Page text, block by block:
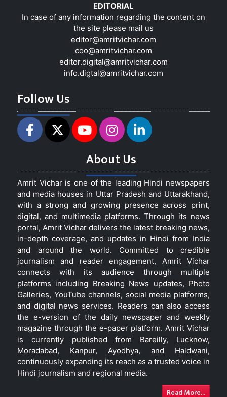
EDITORIAL
In case of any information regarding the content on
the site please mail us
editor@amritvichar.com
coo@amritvichar.com
editor.digital@amritvichar.com
info.digtal@amritvichar.com
Follow Us
About Us
Amrit Vichar is one of the leading Hindi newspapers
and media houses in Uttar Pradesh and Uttarakhand,
with a strong and growing presence across print,
digital, and multimedia platforms. Through its news
portal, Amrit Vichar delivers the latest breaking news,
in-depth coverage, and updates in Hindi from India
and around the world. Committed to credible
journalism and reader engagement, Amrit Vichar
connects with its audience through multiple
platforms including Breaking News updates, Photo
Galleries, YouTube channels, social media platforms,
and digital news services. Readers can also access
the e-version of the daily newspaper and weekly
magazine through the e-paper platform. Amrit Vichar
is currently published from Bareilly, Lucknow,
Moradabad, Kanpur, Ayodhya, and Haldwani,
continuously expanding its reach as a trusted voice in
Hindi journalism and regional media.
Read More...